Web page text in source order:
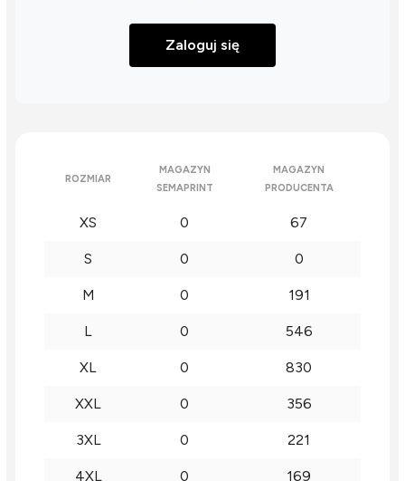
Zaloguj się
ROZMIAR
MAGAZYN
SEMAPRINT
MAGAZYN
PRODUCENTA
XS 0 67
S 0 0
M 0 191
L 0 546
XL 0 830
XXL 0 356
3XL 0 221
4XL 0 169